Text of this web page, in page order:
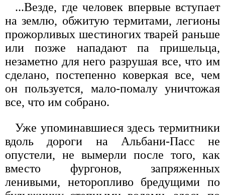
...Везде, где человек впервые вступает
на землю, обжитую термитами, легионы
прожорливых шестиногих тварей раньше
или позже нападают па пришельца,
незаметно для него разрушая все, что им
сделано, постепенно коверкая все, чем
он пользуется, мало-помалу уничтожая
все, что им собрано.
Уже упоминавшиеся здесь термитники
вдоль дороги на Альбани-Пасс не
опустели, не вымерли после того, как
вместо фургонов, запряженных
ленивыми, неторопливо бредущими по